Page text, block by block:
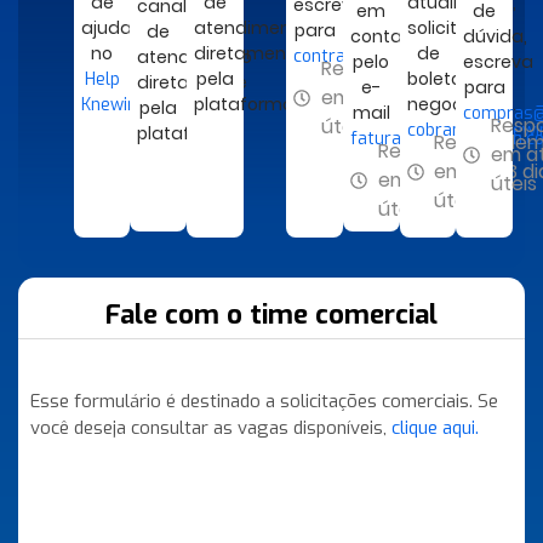
ajuda
no
Help
Knewin
canal
de
atendimento
diretamente
pela
plataforma
atendimento
diretamente
pela
plataforma
para
contratos@knewin.com
Respondemos
em até 2 dias
úteis
em
contato
pelo
e-
mail
Respondemos
em até 2 dias
úteis
solicitação
de
boletos,
negociação.
em até 3
úteis
de
dúvida,
escreva
para
em
úteis
Fale com o time comercial
Esse formulário é destinado a solicitações comerciais. Se
você deseja consultar as vagas disponíveis, clique aqui.